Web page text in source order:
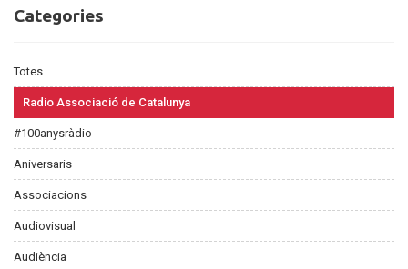
Categories
Categories
Totes
Radio Associació de Catalunya
#100anysràdio
Aniversaris
Associacions
Audiovisual
Audiència